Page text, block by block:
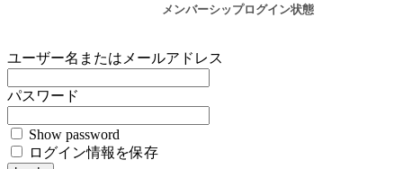
メンバーシップログイン状態
ユーザー名またはメールアドレス
パスワード
Show password
ログイン情報を保存